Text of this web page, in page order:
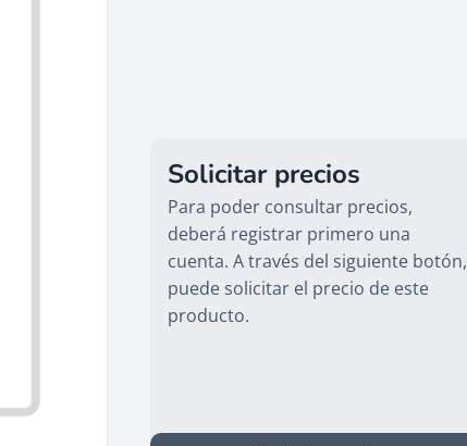
Solicitar precios
Para poder consultar precios,
deberá registrar primero una
cuenta. A través del siguiente botón,
puede solicitar el precio de este
producto.